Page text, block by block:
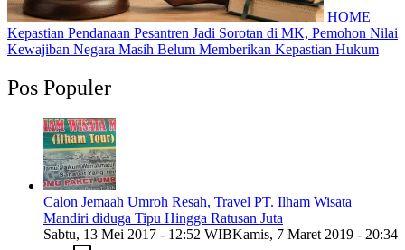
HOME
Kepastian Pendanaan Pesantren Jadi Sorotan di MK, Pemohon Nilai
Kewajiban Negara Masih Belum Memberikan Kepastian Hukum
Pos Populer
Calon Jemaah Umroh Resah, Travel PT. Ilham Wisata
Mandiri diduga Tipu Hingga Ratusan Juta
Sabtu, 13 Mei 2017 - 12:52 WIBKamis, 7 Maret 2019 - 20:34